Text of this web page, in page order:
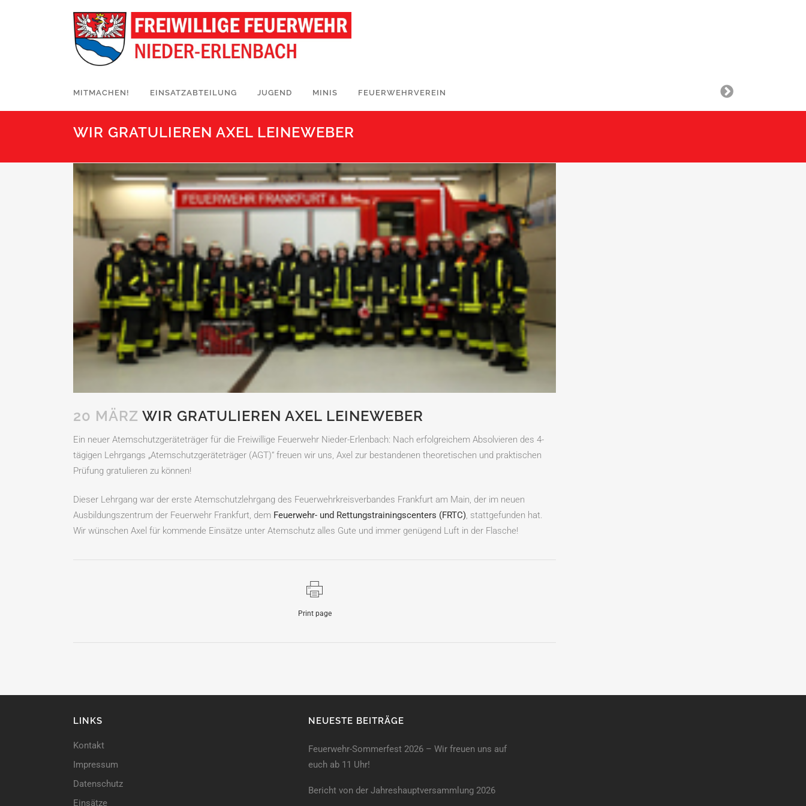
MITMACHEN! EINSATZABTEILUNG JUGEND MINIS FEUERWEHRVEREIN
WIR GRATULIEREN AXEL LEINEWEBER
20 MÄRZ WIR GRATULIEREN AXEL LEINEWEBER
Ein neuer Atemschutzgeräteträger für die Freiwillige Feuerwehr Nieder-Erlenbach: Nach erfolgreichem Absolvieren des 4-
tägigen Lehrgangs „Atemschutzgeräteträger (AGT)“ freuen wir uns, Axel zur bestandenen theoretischen und praktischen
Prüfung gratulieren zu können!
Dieser Lehrgang war der erste Atemschutzlehrgang des Feuerwehrkreisverbandes Frankfurt am Main, der im neuen
Ausbildungszentrum der Feuerwehr Frankfurt, dem Feuerwehr- und Rettungstrainingscenters (FRTC), stattgefunden hat.
Wir wünschen Axel für kommende Einsätze unter Atemschutz alles Gute und immer genügend Luft in der Flasche!
Print page
LINKS
Kontakt
Impressum
Datenschutz
Einsätze
NEUESTE BEITRÄGE
Feuerwehr-Sommerfest 2026 – Wir freuen uns auf
euch ab 11 Uhr!
Bericht von der Jahreshauptversammlung 2026